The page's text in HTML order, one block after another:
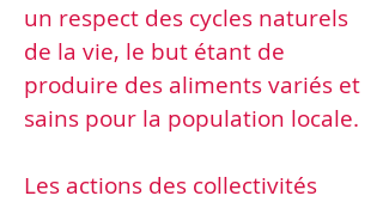
un respect des cycles naturels
de la vie, le but étant de
produire des aliments variés et
sains pour la population locale.
Les actions des collectivités